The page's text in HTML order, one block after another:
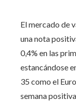
El mercado de
una nota
0,4% en las
estancándose
35 como el
semana